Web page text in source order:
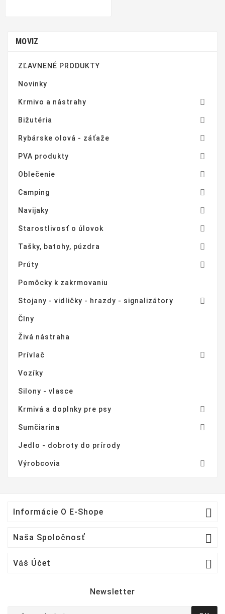
MOVIZ
ZĽAVNENÉ PRODUKTY
Novinky
Krmivo a nástrahy 
Bižutéria 
Rybárske olová - záťaže 
PVA produkty 
Oblečenie 
Camping 
Navijaky 
Starostlivosť o úlovok 
Tašky, batohy, púzdra 
Prúty 
Pomôcky k zakrmovaniu
Stojany - vidličky - hrazdy - signalizátory 
Člny
Živá nástraha
Prívlač 
Vozíky
Silony - vlasce
Krmivá a doplnky pre psy 
Sumčiarina 
Jedlo - dobroty do prírody
Výrobcovia 
Informácie O E-Shope 
Naša Spoločnosť 
Váš Účet 
Newsletter